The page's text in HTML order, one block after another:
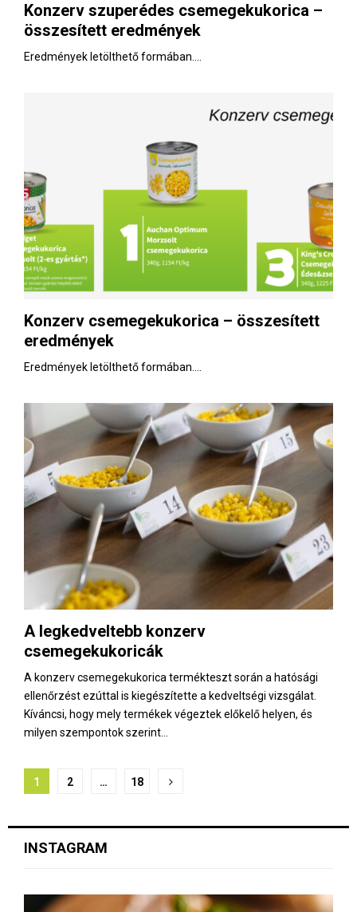
Konzerv szuperédes csemegekukorica –
összesített eredmények
Eredmények letölthető formában....
Konzerv csemegekukorica – összesített
eredmények
Eredmények letölthető formában....
A legkedveltebb konzerv
csemegekukoricák
A konzerv csemegekukorica termékteszt során a hatósági
ellenőrzést ezúttal is kiegészítette a kedveltségi vizsgálat.
Kíváncsi, hogy mely termékek végeztek előkelő helyen, és
milyen szempontok szerint...
B
j
g
1 2 … 18
INSTAGRAM